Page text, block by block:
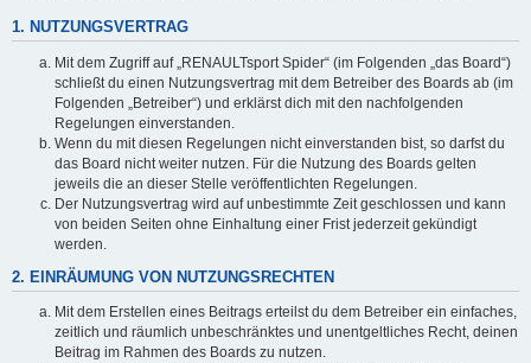
1. NUTZUNGSVERTRAG
Mit dem Zugriff auf „RENAULTsport Spider“ (im Folgenden „das Board“)
schließt du einen Nutzungsvertrag mit dem Betreiber des Boards ab (im
Folgenden „Betreiber“) und erklärst dich mit den nachfolgenden
Regelungen einverstanden.
Wenn du mit diesen Regelungen nicht einverstanden bist, so darfst du
das Board nicht weiter nutzen. Für die Nutzung des Boards gelten
jeweils die an dieser Stelle veröffentlichten Regelungen.
Der Nutzungsvertrag wird auf unbestimmte Zeit geschlossen und kann
von beiden Seiten ohne Einhaltung einer Frist jederzeit gekündigt
werden.
2. EINRÄUMUNG VON NUTZUNGSRECHTEN
Mit dem Erstellen eines Beitrags erteilst du dem Betreiber ein einfaches,
zeitlich und räumlich unbeschränktes und unentgeltliches Recht, deinen
Beitrag im Rahmen des Boards zu nutzen.